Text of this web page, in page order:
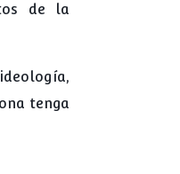
de la
tenga